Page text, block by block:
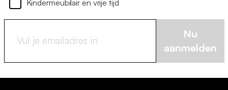
Kindermeubilair en vrije tijd
Nu
aanmelden